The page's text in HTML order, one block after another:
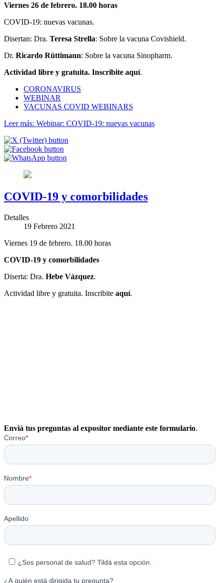
Viernes 26 de febrero. 18.00 horas
COVID-19: nuevas vacunas.
Disertan: Dra. Teresa Strella: Sobre la vacuna Covishield.
Dr. Ricardo Rüttimann: Sobre la vacuna Sinopharm.
Actividad libre y gratuita. Inscribite aquí.
CORONAVIRUS
WEBINAR
VACUNAS COVID WEBINARS
Leer más: Webinar: COVID-19: nuevas vacunas
COVID-19 y comorbilidades
Detalles
19 Febrero 2021
Viernes 19 de febrero. 18.00 horas
COVID-19 y comorbilidades
Diserta: Dra. Hebe Vázquez.
Actividad libre y gratuita. Inscribite aquí.
Enviá tus preguntas al expositor mediante este formulario.